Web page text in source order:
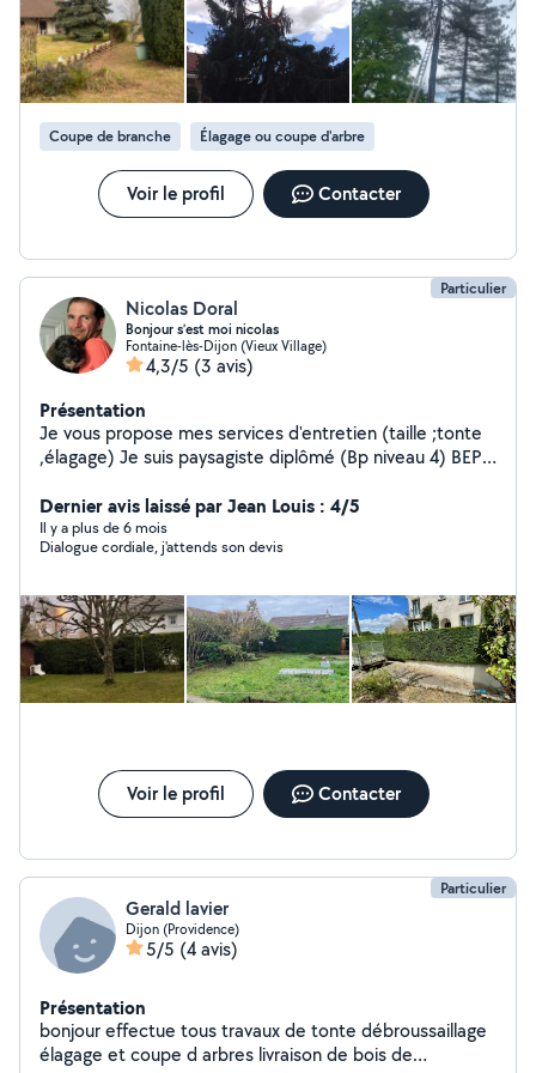
alors n'hésitez pas a me demander une prestation j'y
répondrais au plus vite. Mr renard est a votre écoute.
Merci
Coupe de branche Élagage ou coupe d'arbre
Voir le profil Contacter
Particulier
Nicolas Doral
Bonjour s’est moi nicolas
Fontaine-lès-Dijon (Vieux Village)
4,3/5 (3 avis)
Présentation
Je vous propose mes services d'entretien (taille ;tonte
,élagage) Je suis paysagiste diplômé (Bp niveau 4) BEP
bonne connaissance dans le métier paysagiste
Dernier avis laissé par Jean Louis : 4/5
Il y a plus de 6 mois
Dialogue cordiale, j'attends son devis
Voir le profil Contacter
Particulier
Gerald lavier
Dijon (Providence)
5/5 (4 avis)
Présentation
bonjour effectue tous travaux de tonte débroussaillage
élagage et coupe d arbres livraison de bois de